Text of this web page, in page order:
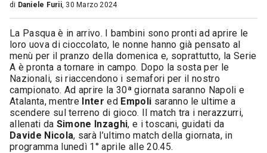
di Daniele Furii, 30 Marzo 2024
La Pasqua è in arrivo. I bambini sono pronti ad aprire le
loro uova di cioccolato, le nonne hanno già pensato al
menù per il pranzo della domenica e, soprattutto, la Serie
A è pronta a tornare in campo. Dopo la sosta per le
Nazionali, si riaccendono i semafori per il nostro
campionato. Ad aprire la 30ª giornata saranno Napoli e
Atalanta, mentre Intered Empoli saranno le ultime a
scendere sul terreno di gioco. Il match tra i nerazzurri,
allenati da Simone Inzaghi, e i toscani, guidati da
Davide Nicola, sarà l’ultimo match della giornata, in
programma lunedì 1° aprile alle 20.45.